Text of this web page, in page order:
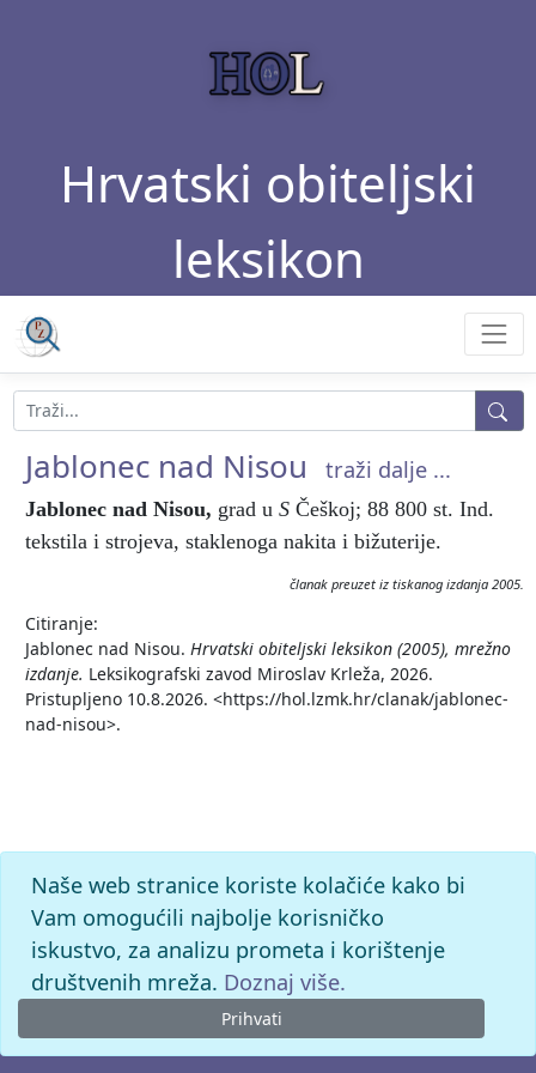
Hrvatski obiteljski
leksikon
Jablonec nad Nisou traži dalje ...
Jablonec nad Nisou, grad u S Češkoj; 88 800 st. Ind.
tekstila i strojeva, staklenoga nakita i bižuterije.
članak preuzet iz tiskanog izdanja 2005.
Citiranje:
Jablonec nad Nisou. Hrvatski obiteljski leksikon (2005), mrežno
izdanje. Leksikografski zavod Miroslav Krleža, 2026.
Pristupljeno 10.8.2026. <https://hol.lzmk.hr/clanak/jablonec-
nad-nisou>.
Naše web stranice koriste kolačiće kako bi
Vam omogućili najbolje korisničko
iskustvo, za analizu prometa i korištenje
društvenih mreža. Doznaj više.
Prihvati
© 2026. -Leksikografski zavodMiroslav Krleža